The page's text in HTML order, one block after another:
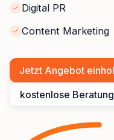
Digital PR
Content Marketing
Jetzt Angebot
kostenlose Beratung